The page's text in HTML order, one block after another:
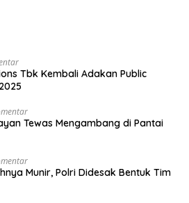
Tbk Kembali Adakan Public
Tewas Mengambang di Pantai
Munir, Polri Didesak Bentuk Tim